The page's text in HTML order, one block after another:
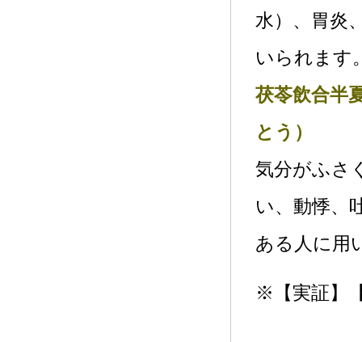
水）、胃炎
いられます
茯苓飲合半
とう）
気分がふさ
い、動悸、
ある人に用
※【実証】